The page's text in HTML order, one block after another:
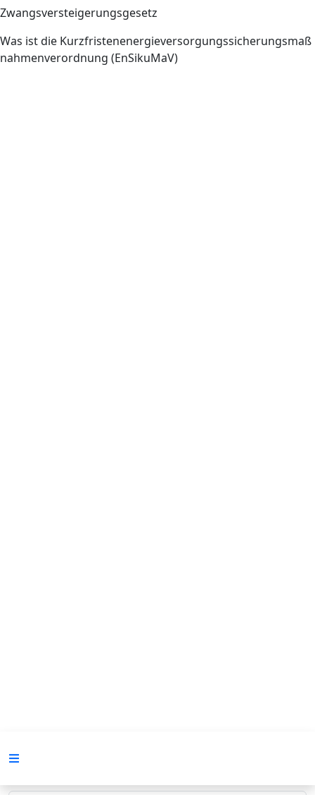
Zwangsversteigerungsgesetz
Was ist die Kurzfristenenergieversorgungssicherungsmaß
nahmenverordnung (EnSikuMaV)